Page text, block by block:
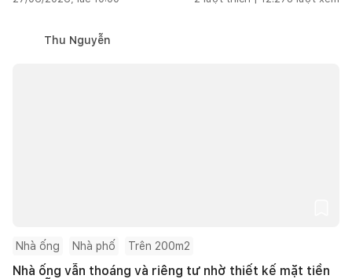
Thu Nguyễn
Nhà ống Nhà phố Trên 200m2
Nhà ống vẫn thoáng và riêng tư nhờ thiết kế mặt tiền